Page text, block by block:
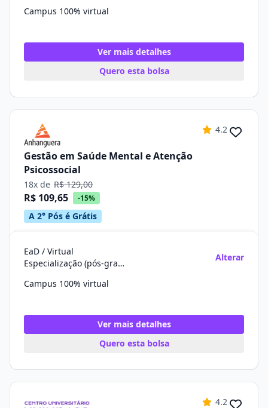
Campus 100% virtual
Ver mais detalhes
Quero esta bolsa
4.2
Gestão em Saúde Mental e Atenção
Psicossocial
18x de R$ 129,00
R$ 109,65 -15%
A 2° Pós é Grátis
EaD / Virtual
Especialização (pós-graduação)
Alterar
Campus 100% virtual
Ver mais detalhes
Quero esta bolsa
4.2